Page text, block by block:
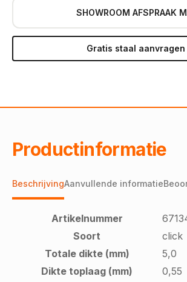
SHOWROOM AFSPRAAK
Gratis staal aanvragen
Productinformatie
BeschrijvingAanvullende informatie
Artikelnummer
Soort
click
Totale dikte (mm)
5,0
Dikte toplaag (mm)
0,55